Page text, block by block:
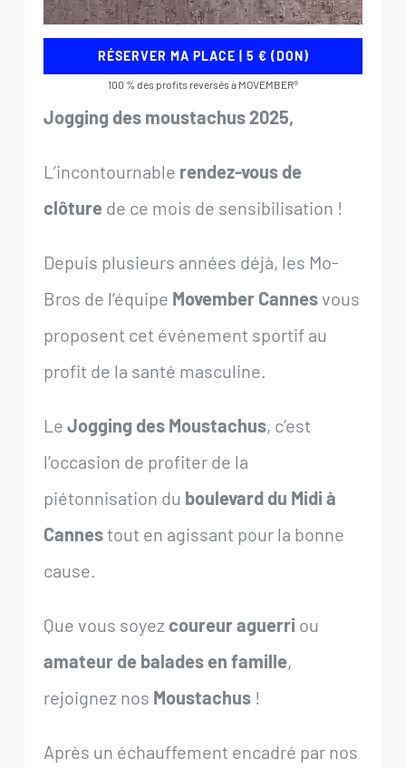
RÉSERVER MA PLACE | 5 € (DON)
100 % des profits reversés à MOVEMBER®
Jogging des moustachus 2025,
L’incontournable rendez-vous de
clôturede ce mois de sensibilisation !
Depuis plusieurs années déjà, les Mo-
Bros de l’équipe Movember Cannesvous
proposent cet événement sportif au
profit de la santé masculine.
Le Jogging des Moustachus, c’est
l’occasion de profiter de la
piétonnisation du boulevard du Midi à
Cannestout en agissant pour la bonne
cause.
Que vous soyez coureur aguerri ou
amateur de balades en famille,
rejoignez nos Moustachus!
Après un échauffement encadré par nos